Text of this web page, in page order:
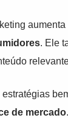
. Ele
estratégias
de mercado.